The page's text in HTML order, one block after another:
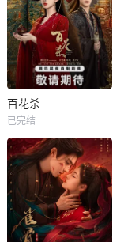
百花杀
已完结